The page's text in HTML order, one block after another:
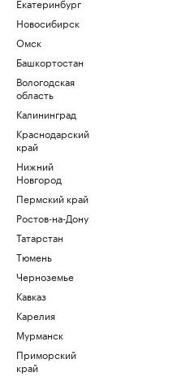
Новосибирск
Омск
Башкортостан
Вологодская
область
Калининград
Краснодарский
край
Нижний
Новгород
Пермский край
Ростов-на-Дону
Татарстан
Тюмень
Черноземье
Кавказ
Карелия
Мурманск
Приморский
край